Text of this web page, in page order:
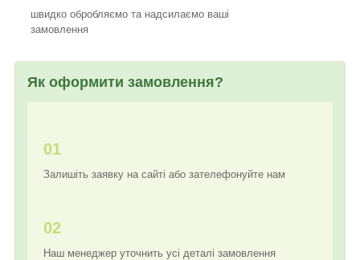
швидко обробляємо та надсилаємо ваші
замовлення
Як оформити замовлення?
01
Залишіть заявку на сайті або зателефонуйте нам
02
Наш менеджер уточнить усі деталі замовлення